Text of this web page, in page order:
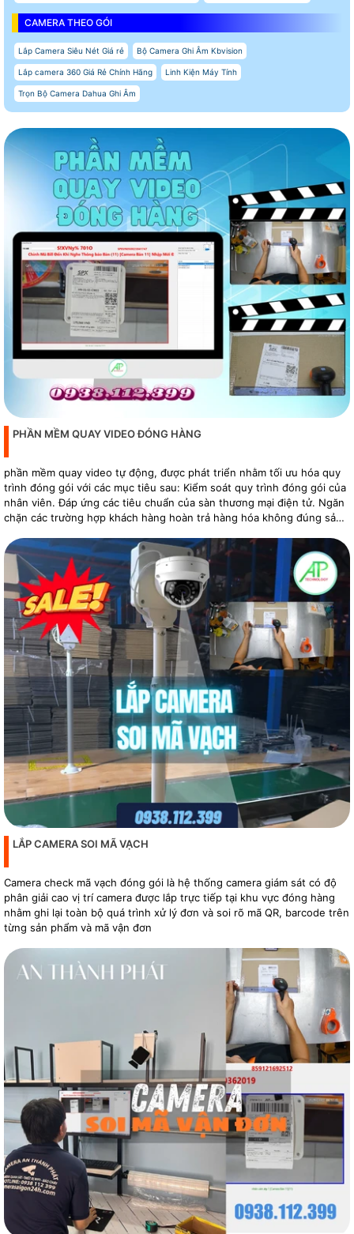
CAMERA THEO GÓI
Lắp Camera Siêu Nét Giá rẻ Bộ Camera Ghi Âm Kbvision
Lắp camera 360 Giá Rẻ Chính Hãng Linh Kiện Máy Tính
Trọn Bộ Camera Dahua Ghi Âm
PHẦN MỀM QUAY VIDEO ĐÓNG HÀNG
phần mềm quay video tự động, được phát triển nhằm tối ưu hóa quy
trình đóng gói với các mục tiêu sau: Kiểm soát quy trình đóng gói của
nhân viên. Đáp ứng các tiêu chuẩn của sàn thương mại điện tử. Ngăn
chặn các trường hợp khách hàng hoàn trả hàng hóa không đúng sản
LẮP CAMERA SOI MÃ VẠCH
Camera check mã vạch đóng gói là hệ thống camera giám sát có độ
phân giải cao vị trí camera được lắp trực tiếp tại khu vực đóng hàng
nhằm ghi lại toàn bộ quá trình xử lý đơn và soi rõ mã QR, barcode trên
từng sản phẩm và mã vận đơn